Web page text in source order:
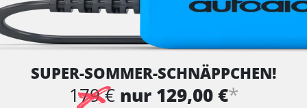
SUPER-SOMMER-SCHNÄPPCHEN!
179 € nur 129,00 €*